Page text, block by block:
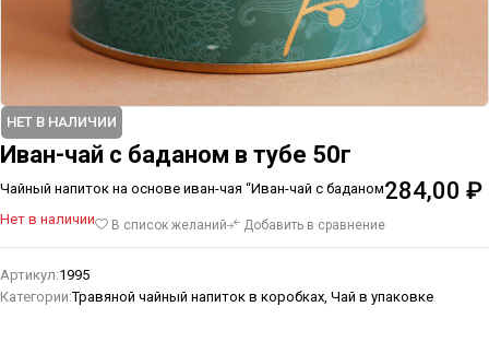
НЕТ В НАЛИЧИИ
Иван-чай с баданом в тубе 50г
Чайный напиток на основе иван-чая “Иван-чай с баданом284,00 ₽
Нет в наличии В список желаний Добавить в сравнение
Артикул:1995
Категории:Травяной чайный напиток в коробках, Чай в упаковке